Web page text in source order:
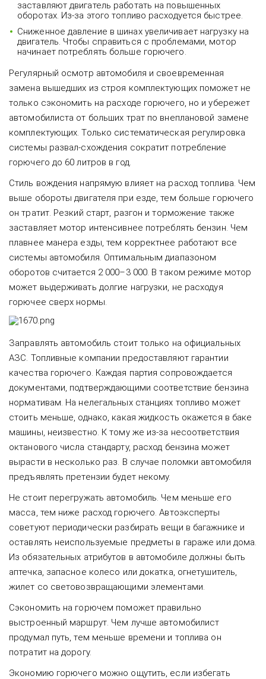
заставляют двигатель работать на повышенных
оборотах. Из-за этого топливо расходуется быстрее.
Сниженное давление в шинах увеличивает нагрузку на
двигатель. Чтобы справиться с проблемами, мотор
начинает потреблять больше горючего.
Регулярный осмотр автомобиля и своевременная
замена вышедших из строя комплектующих поможет не
только сэкономить на расходе горючего, но и убережет
автомобилиста от больших трат по внеплановой замене
комплектующих. Только систематическая регулировка
системы развал-схождения сократит потребление
горючего до 60 литров в год.
Стиль вождения напрямую влияет на расход топлива. Чем
выше обороты двигателя при езде, тем больше горючего
он тратит. Резкий старт, разгон и торможение также
заставляет мотор интенсивнее потреблять бензин. Чем
плавнее манера езды, тем корректнее работают все
системы автомобиля. Оптимальным диапазоном
оборотов считается 2 000–3 000. В таком режиме мотор
может выдерживать долгие нагрузки, не расходуя
горючее сверх нормы.
Заправлять автомобиль стоит только на официальных
АЗС. Топливные компании предоставляют гарантии
качества горючего. Каждая партия сопровождается
документами, подтверждающими соответствие бензина
нормативам. На нелегальных станциях топливо может
стоить меньше, однако, какая жидкость окажется в баке
машины, неизвестно. К тому же из-за несоответствия
октанового числа стандарту, расход бензина может
вырасти в несколько раз. В случае поломки автомобиля
предъявлять претензии будет некому.
Не стоит перегружать автомобиль. Чем меньше его
масса, тем ниже расход горючего. Автоэксперты
советуют периодически разбирать вещи в багажнике и
оставлять неиспользуемые предметы в гараже или дома.
Из обязательных атрибутов в автомобиле должны быть
аптечка, запасное колесо или докатка, огнетушитель,
жилет со световозвращающими элементами.
Сэкономить на горючем поможет правильно
выстроенный маршрут. Чем лучше автомобилист
продумал путь, тем меньше времени и топлива он
потратит на дорогу.
Экономию горючего можно ощутить, если избегать